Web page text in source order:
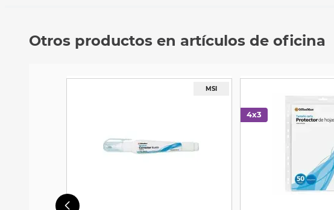
Otros productos en artículos de oficina